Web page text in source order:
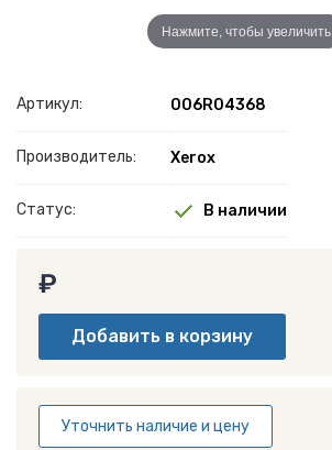
Нажмите, чтобы увеличить
Артикул: 006R04368
Производитель: Xerox
Статус: В наличии
₽
Уточнить наличие и цену